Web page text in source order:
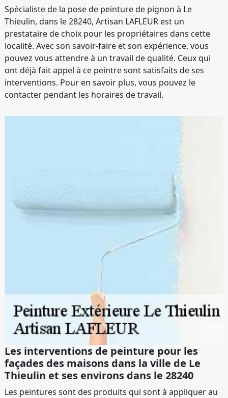
Spécialiste de la pose de peinture de pignon à Le
Thieulin, dans le 28240, Artisan LAFLEUR est un
prestataire de choix pour les propriétaires dans cette
localité. Avec son savoir-faire et son expérience, vous
pouvez vous attendre à un travail de qualité. Ceux qui
ont déjà fait appel à ce peintre sont satisfaits de ses
interventions. Pour en savoir plus, vous pouvez le
contacter pendant les horaires de travail.
Les interventions de peinture pour les
façades des maisons dans la ville de Le
Thieulin et ses environs dans le 28240
Les peintures sont des produits qui sont à appliquer au